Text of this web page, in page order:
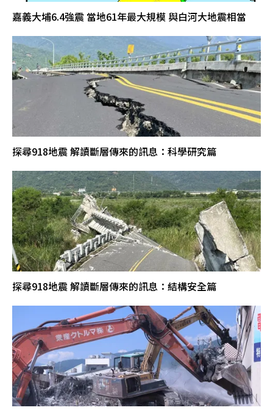
嘉義大埔6.4強震 當地61年最大規模 與白河大地震相當
探尋918地震 解讀斷層傳來的訊息：科學研究篇
探尋918地震 解讀斷層傳來的訊息：結構安全篇